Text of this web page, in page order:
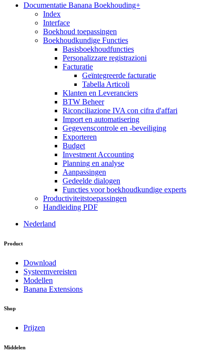
Documentatie Banana Boekhouding+
Index
Interface
Boekhoud toepassingen
Boekhoudkundige Functies
Basisboekhoudfuncties
Personalizzare registrazioni
Facturatie
Geïntegreerde facturatie
Tabella Articoli
Klanten en Leveranciers
BTW Beheer
Riconciliazione IVA con cifra d'affari
Import en automatisering
Gegevenscontrole en -beveiliging
Exporteren
Budget
Investment Accounting
Planning en analyse
Aanpassingen
Gedeelde dialogen
Functies voor boekhoudkundige experts
Productiviteitstoepassingen
Handleiding PDF
Nederland
Product
Download
Systeemvereisten
Modellen
Banana Extensions
Shop
Prijzen
Middelen